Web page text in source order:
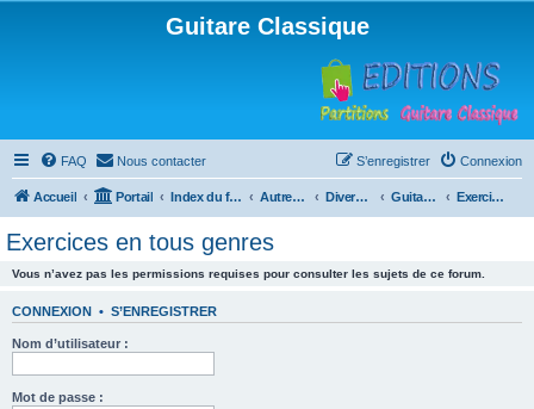
Guitare Classique
FAQ Nous contacter Connexion
S’enregistrer
Accueil Portail Index du forum Autres instruments à cordes pincées, ou styles Divers instruments Guitare acoustique ("folk") Exercices en tous genres
Exercices en tous genres
Vous n’avez pas les permissions requises pour consulter les sujets de ce forum.
CONNEXION • S’ENREGISTRER
Nom d’utilisateur :
Mot de passe :